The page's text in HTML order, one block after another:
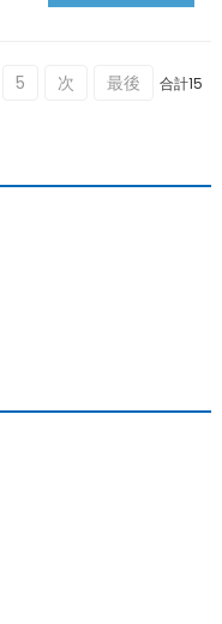
5 次 最後 合計15